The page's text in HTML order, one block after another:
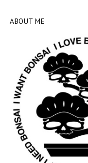
ABOUT ME